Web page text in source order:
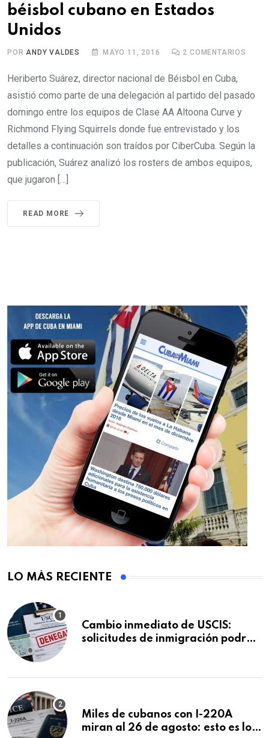
béisbol cubano en Estados
Unidos
PORANDY VALDES MAYO 11, 2016 2 COMENTARIOS
Heriberto Suárez, director nacional de Béisbol en Cuba,
asistió como parte de una delegación al partido del pasado
domingo entre los equipos de Clase AA Altoona Curve y
Richmond Flying Squirrels donde fue entrevistado y los
detalles a continuación son traídos por CiberCuba. Según la
publicación, Suárez analizó los rosters de ambos equipos,
que jugaron […]
READ MORE
LO MÁS RECIENTE
Cambio inmediato de USCIS:
solicitudes de inmigración podrán
Miles de cubanos con I-220A
miran al 26 de agosto: esto es lo